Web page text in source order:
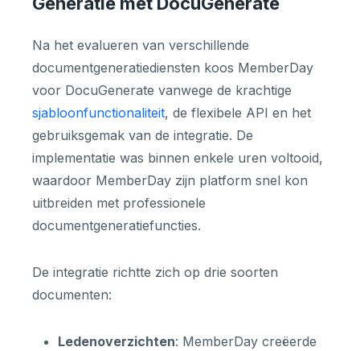
Na het evalueren van verschillende
documentgeneratiediensten koos MemberDay
voor DocuGenerate vanwege de krachtige
sjabloonfunctionaliteit, de flexibele API en het
gebruiksgemak van de integratie. De
implementatie was binnen enkele uren voltooid,
waardoor MemberDay zijn platform snel kon
uitbreiden met professionele
documentgeneratiefuncties.
De integratie richtte zich op drie soorten
documenten:
Ledenoverzichten: MemberDay creëerde